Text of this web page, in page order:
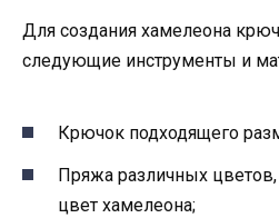
Для создания хамелеона
следующие инструменты и
Крючок подходящего
Пряжа различных
цвет хамелеона;